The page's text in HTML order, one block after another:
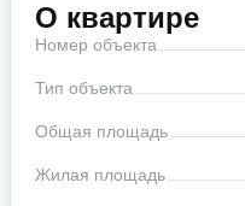
О квартире
Номер объекта
Тип объекта
Общая площадь
Жилая площадь